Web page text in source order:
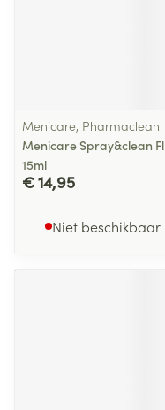
Menicare, Pharmaclean
Menicare Spray&clean Fl
15ml
€ 14,95
Niet beschikbaar